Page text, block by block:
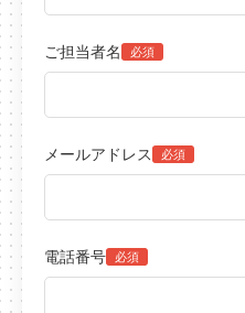
ご担当者名 必須
メールアドレス 必須
電話番号 必須